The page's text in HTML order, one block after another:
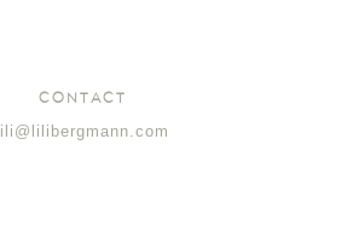
CONTACT
lili@lilibergmann.com